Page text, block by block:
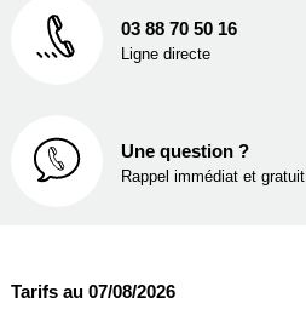
03 88 70 50 16
Ligne directe
Une question ?
Rappel immédiat et gratuit
Tarifs au 07/08/2026